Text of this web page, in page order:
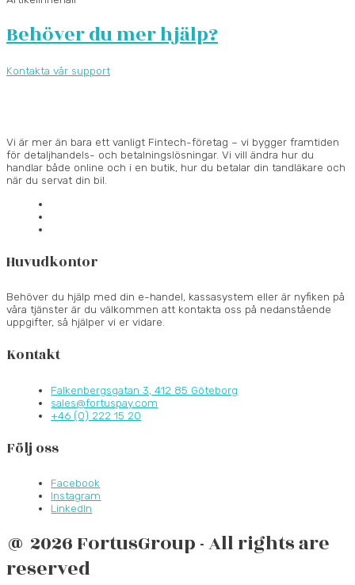
Behöver du mer hjälp?
Kontakta vår support
Vi är mer än bara ett vanligt Fintech-företag – vi bygger framtiden
för detaljhandels- och betalningslösningar. Vi vill ändra hur du
handlar både online och i en butik, hur du betalar din tandläkare och
när du servat din bil.
Huvudkontor
Behöver du hjälp med din e-handel, kassasystem eller är nyfiken på
våra tjänster är du välkommen att kontakta oss på nedanstående
uppgifter, så hjälper vi er vidare.
Kontakt
Falkenbergsgatan 3, 412 85 Göteborg
sales@fortuspay.com
+46 (0) 222 15 20
Följ oss
Facebook
Instagram
LinkedIn
@ 2026 FortusGroup - All rights are
reserved